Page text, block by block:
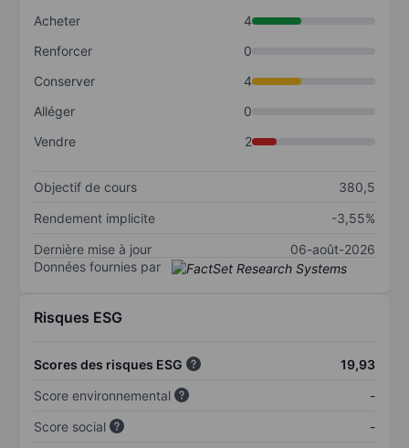
Acheter
4
Renforcer
0
Conserver
4
Alléger
0
Vendre
2
Objectif de cours
380,5
Rendement implicite
-3,55%
Dernière mise à jour
06-août-2026
Données fournies par
Risques ESG
Scores des risques ESG
19,93
Score environnemental
-
Score social
-